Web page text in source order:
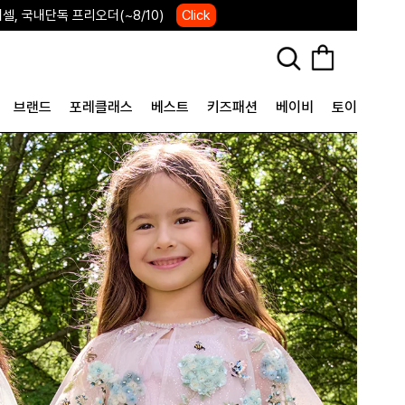
셀, 국내단독 프리오더(~8/10) Click
브랜드 포레클래스 베스트 키즈패션 베이비 토이&굿즈